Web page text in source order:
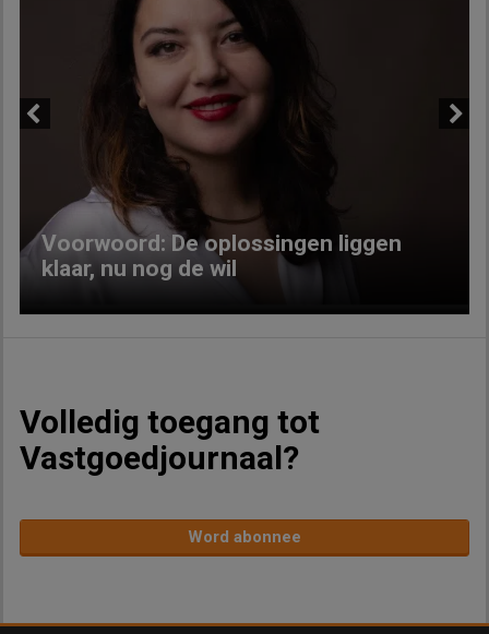
Voorwoord: De oplossingen liggen
klaar, nu nog de wil
Volledig toegang tot
Vastgoedjournaal?
Word abonnee